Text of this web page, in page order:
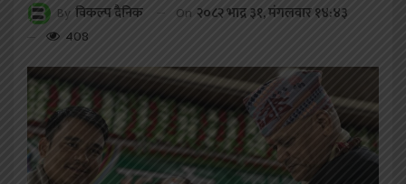
By विकल्प दैनिक On २०८२ भाद्र ३१, मंगलवार १४:४३
408